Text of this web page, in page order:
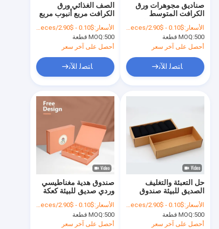
الصف الغذائي ورق
الكرافت مربع أنبوب مربع
للشاي القهوة زهرة هدية
التعبئة والتغليف قابل
للتخصيص
الأسعار:$0.10 - $2.90/pieces
MOQ:500 قطعة
أحصل على آخر سعر
ﺎﺘﺼﻟ ﺍﻶﻧ
صناديق مجوهرات ورق
الكرافت المتوسط
صناديق الهدايا من الورق
المقوى / الورق المقوى
العديد من الألوان والحجم
الأسعار:$0.10 - $2.90/pieces
MOQ:500 قطعة
أحصل على آخر سعر
ﺎﺘﺼﻟ ﺍﻶﻧ
صندوق هدية مغناطيسي
وردي صديق للبيئة كعكة
شوكولاتة ورق كرافت
هدية صندوق مغناطيسي
الأسعار:$0.10 - $2.90/pieces
MOQ:500 قطعة
أحصل على آخر سعر
حل التعبئة والتغليف
الصديق للبيئة صندوق
ورق الكرافت القابل
لإعادة التدوير
لمستحضرات التجميل
أحمر الشفاه الجوارب
الأسعار:$0.10 - $2.90/pieces
MOQ:500 قطعة
أحصل على آخر سعر